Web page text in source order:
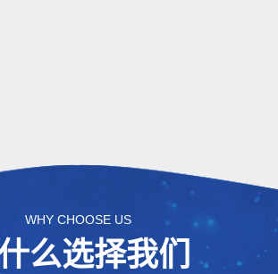
WHY CHOOSE US
么选择我们